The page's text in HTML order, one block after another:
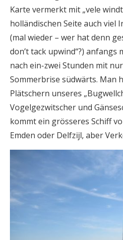
Karte vermerkt mit „vele
holländischen Seite auch viel
(mal wieder – wer hat denn
don’t tack upwind“?) anfangs
nach ein-zwei Stunden mit
Sommerbrise südwärts. Man
Plätschern unseres
Vogelgezwitscher und
kommt ein grösseres Schiff
Emden oder Delfzijl, aber